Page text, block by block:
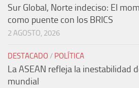
Sur Global, Norte indeciso: El
como puente con los BRICS
2 AGOSTO, 2026
DESTACADO / POLÍTICA
La ASEAN refleja la inestabilidad
mundial